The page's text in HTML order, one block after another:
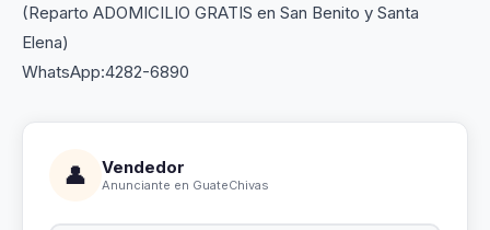
(Reparto ADOMICILIO GRATIS en San Benito y Santa
Elena)
WhatsApp:4282-6890
👤 Vendedor
Anunciante en GuateChivas